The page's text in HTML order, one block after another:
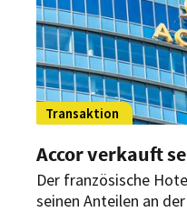
Transaktion
Accor verkauft
Der französische
seinen Anteilen an